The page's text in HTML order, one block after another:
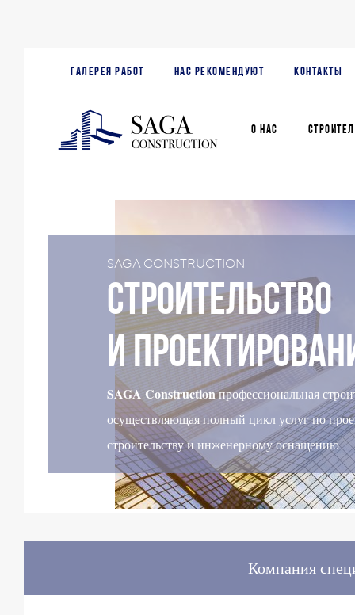
ГАЛЕРЕЯ РАБОТ НАС РЕКОМЕНДУЮТ КОНТАКТЫ
О НАС
SAGA CONSTRUCTION
Cтроительство
и
SAGA Constructionпрофессиональная
осуществляющая полный цикл услуг по
строительству и инженерному оснащению
Компания